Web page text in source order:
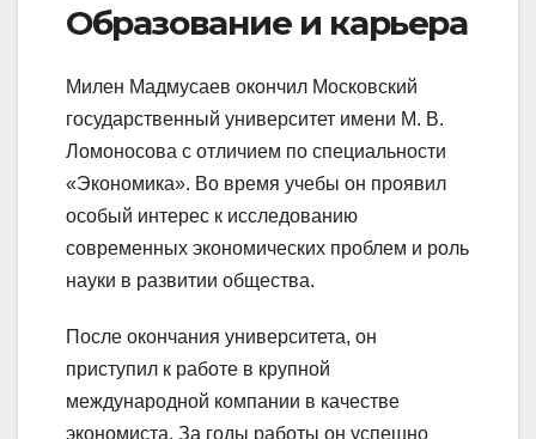
Образование и карьера
Милен Мадмусаев окончил Московский
государственный университет имени М. В.
Ломоносова с отличием по специальности
«Экономика». Во время учебы он проявил
особый интерес к исследованию
современных экономических проблем и роль
науки в развитии общества.
После окончания университета, он
приступил к работе в крупной
международной компании в качестве
экономиста. За годы работы он успешно